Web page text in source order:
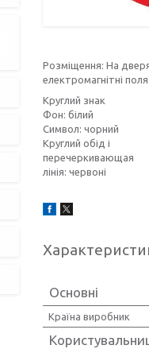
Розміщення: На
електромагнітні поля.
Круглий знак
Фон: білий
Символ: чорний
Круглий обід і
перечеркивающая
лінія: червоні
Основні
Країна виробник